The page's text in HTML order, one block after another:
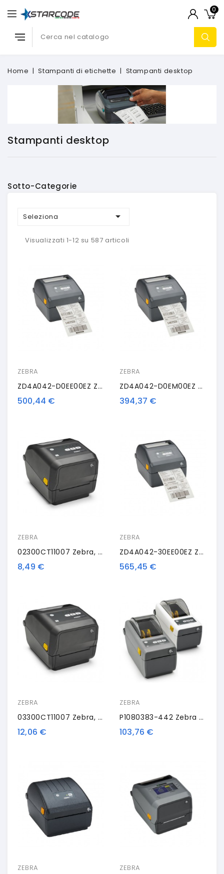
0
Home Stampanti di etichette Stampanti desktop
Stampanti desktop
Sotto-Categorie
Seleziona 
Visualizzati 1-12 su 587 articoli
ZEBRA
ZD4A042-D0EE00EZ Zebra ZD421d, 8 Punti /mm (203dpi), RTC, USB, USB Host, BT (BLE), Ethernet
500,44 €
ZEBRA
ZD4A042-D0EM00EZ Zebra ZD421d, 8 Punti /mm (203dpi), RTC, USB, USB Host, BT (BLE)
394,37 €
ZEBRA
02300CT11007 Zebra, Wax Ribbon, 110mm
8,49 €
ZEBRA
ZD4A042-30EE00EZ Zebra ZD421t, 8 Punti /mm (203dpi), RTC, USB, USB Host, BT (BLE), Ethernet
565,45 €
ZEBRA
03300CT11007 Zebra, Nastro Trasportatore Termico, Cera/resina, 110 Mm
12,06 €
ZEBRA
P1080383-442 Zebra Upgrade Kit, Ethernet
103,76 €
ZEBRA ZEBRA